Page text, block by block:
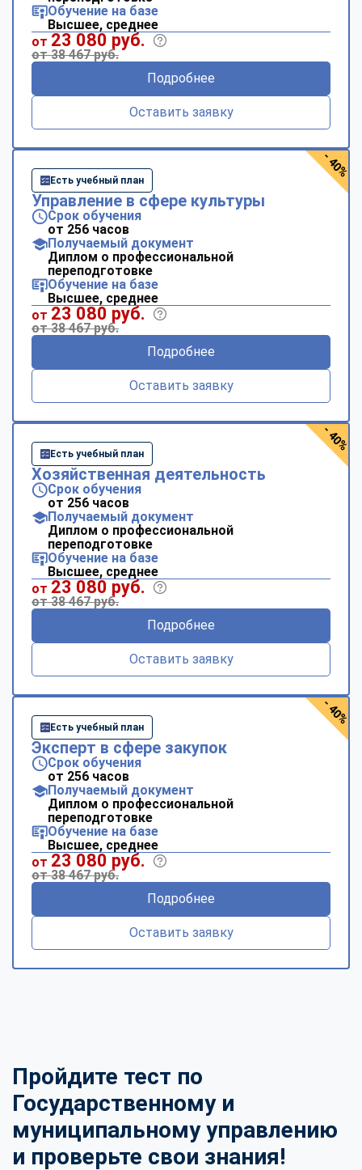
Обучение на базе
Высшее, среднее
от 23 080 руб.
от 38 467 руб.
Подробнее
Оставить заявку
Есть учебный план
Управление в сфере культуры
Срок обучения
от 256 часов
Получаемый документ
Диплом о профессиональной
переподготовке
Обучение на базе
Высшее, среднее
от 23 080 руб.
от 38 467 руб.
Подробнее
Оставить заявку
- 40%
Есть учебный план
Хозяйственная деятельность
Срок обучения
от 256 часов
Получаемый документ
Диплом о профессиональной
переподготовке
Обучение на базе
Высшее, среднее
от 23 080 руб.
от 38 467 руб.
Подробнее
Оставить заявку
- 40%
Есть учебный план
Эксперт в сфере закупок
Срок обучения
от 256 часов
Получаемый документ
Диплом о профессиональной
переподготовке
Обучение на базе
Высшее, среднее
от 23 080 руб.
от 38 467 руб.
Подробнее
Оставить заявку
- 40%
Пройдите тест по
Государственному и
муниципальному управлению
и проверьте свои знания!